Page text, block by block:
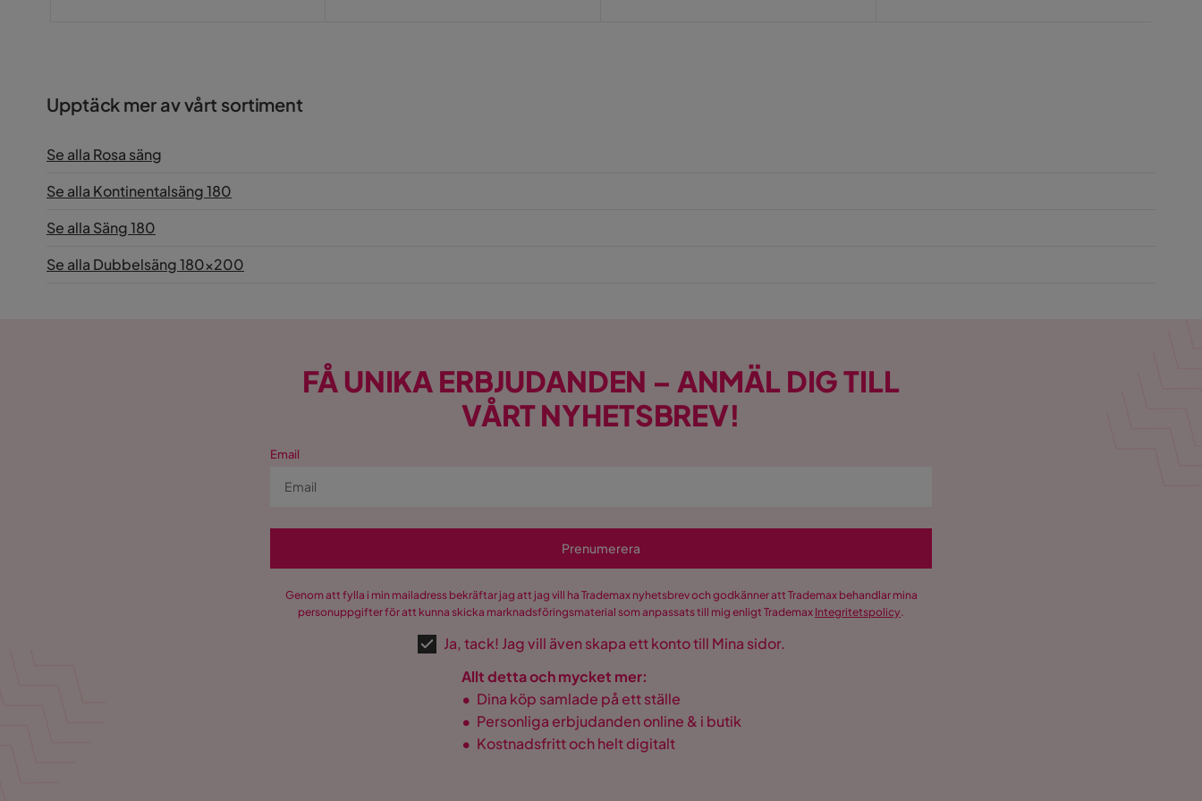
Upptäck mer av vårt sortiment
Se alla Rosa säng
Se alla Kontinentalsäng 180
Se alla Säng 180
Se alla Dubbelsäng 180x200
FÅ UNIKA ERBJUDANDEN – ANMÄL DIG TILL
VÅRT NYHETSBREV!
Email
Prenumerera
Genom att fylla i min mailadress bekräftar jag att jag vill ha Trademax nyhetsbrev och godkänner att Trademax behandlar mina
personuppgifter för att kunna skicka marknadsföringsmaterial som anpassats till mig enligt Trademax Integritetspolicy.
Ja, tack! Jag vill även skapa ett konto till Mina sidor.
Allt detta och mycket mer:
• Dina köp samlade på ett ställe
• Personliga erbjudanden online & i butik
• Kostnadsfritt och helt digitalt